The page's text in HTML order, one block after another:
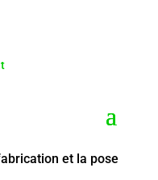
et la pose